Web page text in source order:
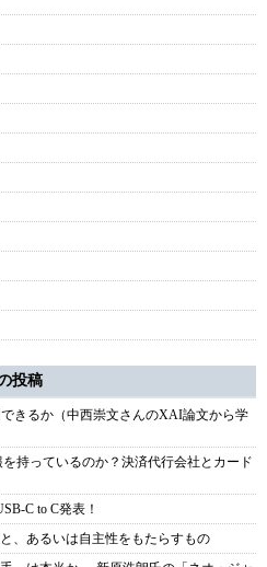
投稿
きるか（中西崇文さんのXAI論文から学
持っているのか？決済代行会社とカード
C to C発表！
、あるいは自主性をもたらすもの